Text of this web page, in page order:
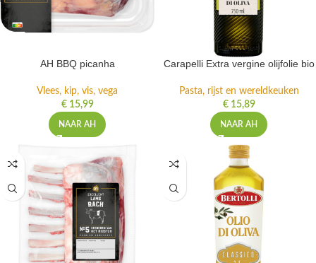
AH BBQ picanha
Vlees, kip, vis, vega
€15,99
NAAR AH
Carapelli Extra vergine olijfolie bio
Pasta, rijst en wereldkeuken
€15,89
NAAR AH